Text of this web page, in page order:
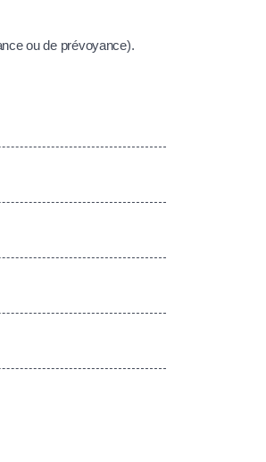
ou de prévoyance).